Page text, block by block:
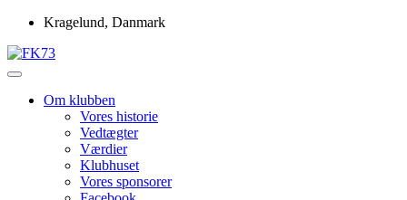
Skip
content
Kragelund, Danmark
FK73
Om klubben
Vores historie
Vedtægter
Værdier
Klubhuset
Vores sponsorer